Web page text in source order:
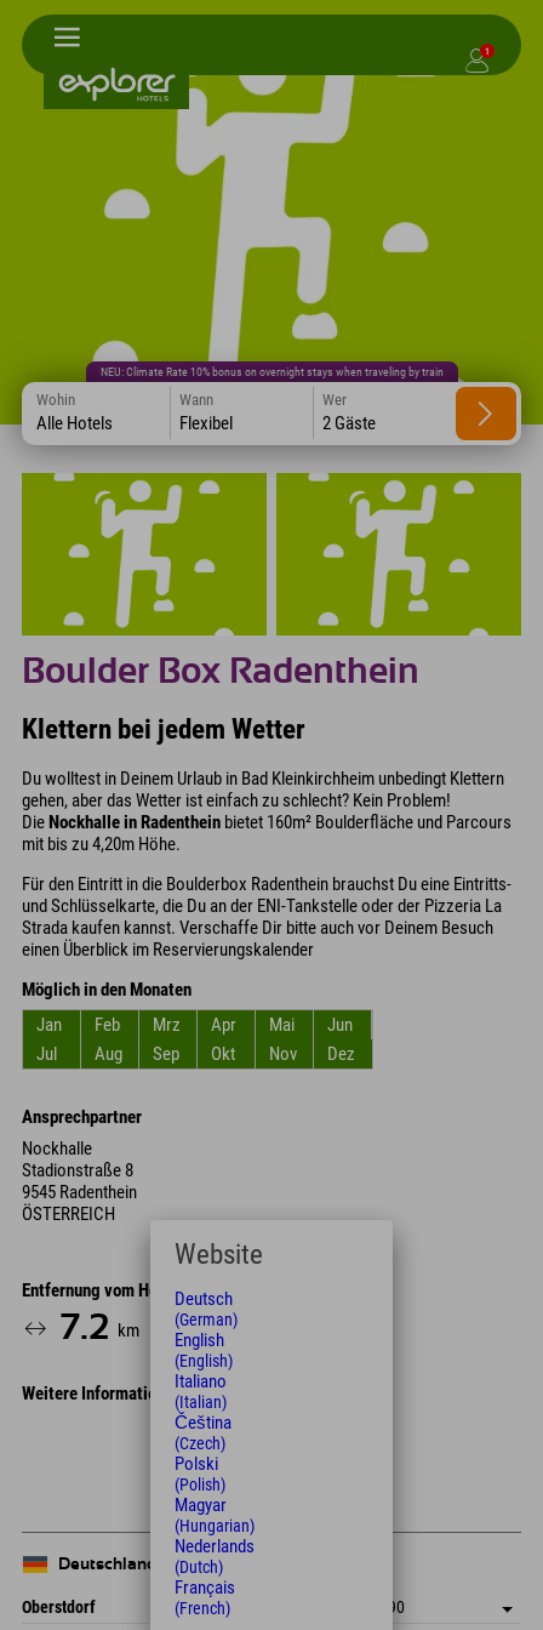
1
NEU: Climate Rate 10% bonus on overnight stays when traveling by train
Wohin
Alle Hotels
Wann
Flexibel
Wer
2 Gäste
Boulder Box Radenthein
Klettern bei jedem Wetter
Du wolltest in Deinem Urlaub in Bad Kleinkirchheim unbedingt Klettern
gehen, aber das Wetter ist einfach zu schlecht? Kein Problem!
DieNockhalle in Radenthein bietet 160m² Boulderfläche und Parcours
mit bis zu 4,20m Höhe.
Für den Eintritt in die Boulderbox Radenthein brauchst Du eine Eintritts-
und Schlüsselkarte, die Du an der ENI-Tankstelle oder der Pizzeria La
Strada kaufen kannst. Verschaffe Dir bitte auch vor Deinem Besuch
einen Überblick im Reservierungskalender
Möglich in den Monaten
Jan
Feb Mrz Apr Mai
Jun
Jul
Aug Sep Okt Nov Dez
Ansprechpartner
Nockhalle
Stadionstraße 8
9545 Radenthein
ÖSTERREICH
Entfernung vom Hotel
7.2 km 12 Min.
Weitere Informationen
Leaflet
Deutschland
Oberstdorf +49 8322 940 790
Website
Deutsch
(German)
English
(English)
Italiano
(Italian)
Čeština
(Czech)
Polski
(Polish)
Magyar
(Hungarian)
Nederlands
(Dutch)
Français
(French)